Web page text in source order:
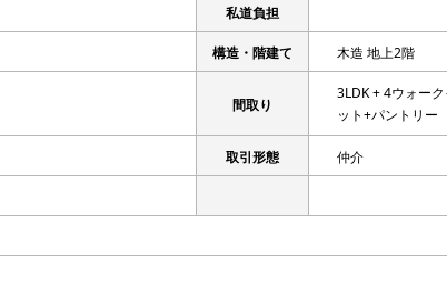
私道負担
構造・階建て 木造 地上2階
間取り
3LDK + 4ウォー
ット+パントリー
取引形態 仲介